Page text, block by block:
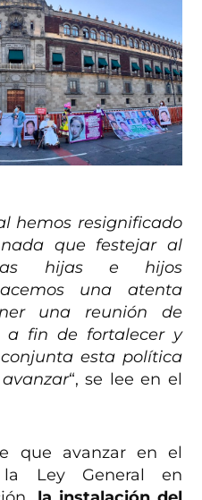
hemos resignificado
que festejar al
hijas e hijos
una atenta
una reunión de
a fin de fortalecer y
esta política
“, se lee en el
que avanzar en el
la Ley General en